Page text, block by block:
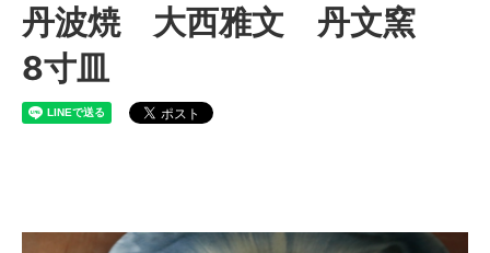
丹波焼 大西雅文 丹文窯
8寸皿